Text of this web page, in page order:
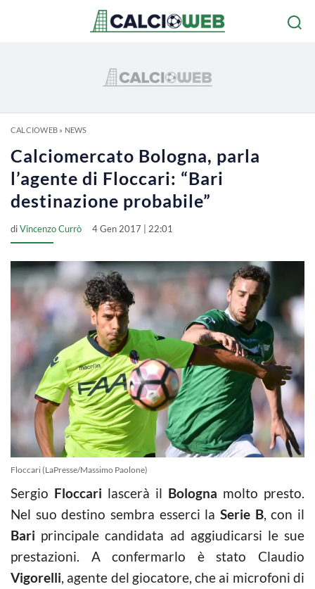
CALCIOWEB» NEWS
Calciomercato Bologna, parla
l’agente di Floccari: “Bari
destinazione probabile”
diVincenzo Currò 4 Gen 2017 | 22:01
Floccari (LaPresse/Massimo Paolone)
Sergio Floccari lascerà il Bologna molto presto.
Nel suo destino sembra esserci la Serie B, con il
Bari principale candidata ad aggiudicarsi le sue
prestazioni. A confermarlo è stato Claudio
Vigorelli, agente del giocatore, che ai microfoni di